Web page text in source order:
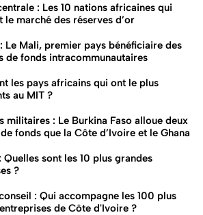
: Les 10 nations africaines qui
le marché des réserves d’or
Le Mali, premier pays bénéficiaire des
de fonds intracommunautaires
les pays africains qui ont le plus
au MIT ?
militaires : Le Burkina Faso alloue deux
fonds que la Côte d’Ivoire et le Ghana
Quelles sont les 10 plus grandes
?
: Qui accompagne les 100 plus
de Côte d'Ivoire ?